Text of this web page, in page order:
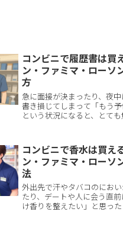
コンビニで履歴書は買
ン・ファミマ・ローソ
方
急に面接が決まったり、夜
書き損じてしまって「もう予
という状況になると、とて
ミングで用意できるか」が大
なります。そんなときに思...
コンビニで香水は買え
ン・ファミマ・ローソ
法
外出先で汗やタバコのにお
たり、デートや人に会う直
け香りを整えたい」と思っ